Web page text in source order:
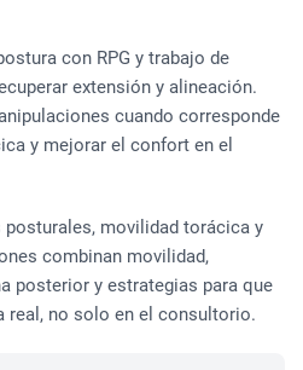
con RPG y trabajo de
extensión y alineación.
cuando corresponde
y mejorar el confort en el
movilidad torácica y
combinan movilidad,
posterior y estrategias para que
real, no solo en el consultorio.